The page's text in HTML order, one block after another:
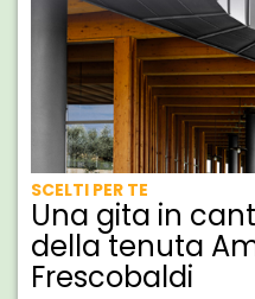
SCELTI PER TE
Una gita in
della tenuta
Frescobaldi